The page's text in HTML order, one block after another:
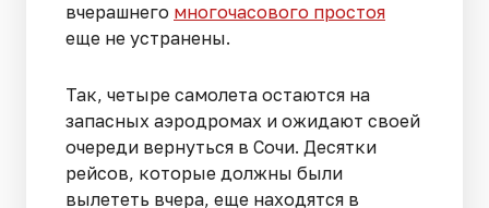
вчерашнего многочасового простоя
еще не устранены.
Так, четыре самолета остаются на
запасных аэродромах и ожидают своей
очереди вернуться в Сочи. Десятки
рейсов, которые должны были
вылететь вчера, еще находятся в